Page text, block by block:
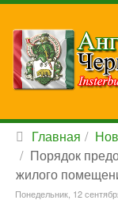
Главная
Порядок
жилого
Понедельник, 12